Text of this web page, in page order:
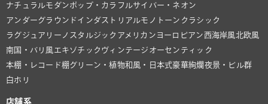
ナチュラルモダンポップ・カラフルサイバー・ネオン
アンダーグラウンド インダストリアルモノトーン クラシック
ラグジュアリー ノスタルジック アメリカン ヨーロピアン 西海岸風北欧風
南国・バリ風 エキゾチック ヴィンテージ オーセンティック
本棚・レコード棚グリーン・植物和風・日本式豪華絢爛夜景・ビル群
白ホリ
店舗系